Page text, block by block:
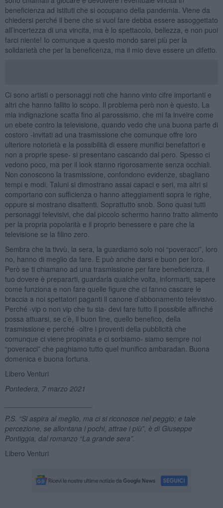
beneficienza ad istituti che si occupano della pandemia. Viene da
chiedersi perché il bene che si vuol fare debba essere assoggettato
all’incertezza di una vincita, ma è lo spettacolo, bellezza, e non puoi
farci niente! Io comunque a questo mondo sarei più per la
solidarietà che per la beneficenza, ma il mio deve essere un difetto.
Ci sono artisti o personaggi noti che hanno vinto cifre importanti e
altri che hanno fallito lo scopo. Il problema però non è questo. La
mia indignazione scatta fino al parossismo, che mi fa inveire come
un ebete contro la televisione, quando vedo che una buona parte di
costoro -invitati ad una trasmissione che comunque offre loro
ulteriore notorietà e la possibilità di essere munifici benefattori e
non a proprie spese- si presentano cascando dal pero. Spesso ci
vedono poco, ma per il look stanno rigorosamente senza occhiali.
Non conoscono la trasmissione, confondono evidenze, sbagliano
tempi e modi. Taluni si dimostrano assai capaci e seri, ma altri si
comportano con sufficienza o hanno atteggiamenti sopra le righe,
oppure si mostrano disattenti. Soprattutto snob. Sono quasi tutti
personaggi televisivi, che dal piccolo schermo hanno tratto alimento
per la propria popolarità e il proprio benessere e pare che la
televisione se la filino zero.
Sembra che la tivvù, la sera, la guardiamo solo noi “poveracci”, loro
no, hanno di meglio da fare. E può anche darsi e buon per loro.
Però se ti chiamano ad una trasmissione per fare beneficienza, il
tuo dovere è prepararti, guardarla qualche volta, informarti, sapere
come funziona e non fare quelle figure che ci fanno cascare le
braccia a noi spettatori paganti il canone d’abbonamento televisivo.
Perché -vip o non vip che tu sia- devi fare tutto il possibile affinché
possa attuarsi, se c’è, il buon fine, quello benefico, della
trasmissione e perché -oltre i proventi della pubblicità che
comunque ci viene propinata e ci sorbiamo- siamo sempre noi
“poveracci” che paghiamo tutto quel munifico ambaradan. Buona
domenica e buona fortuna.
Libero Venturi
Pontedera, 7 marzo 2021
P.S. “Si aspira al meglio, ma ci si riconosce nel peggio; e tale
percezione, se allontana i pochi, attrae i più”, è di Giuseppe
Pontiggia, dal romanzo “La grande sera”.
Libero Venturi